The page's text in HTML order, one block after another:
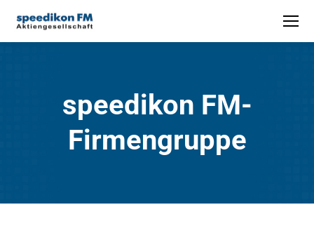
speedikon FM-
Firmengruppe